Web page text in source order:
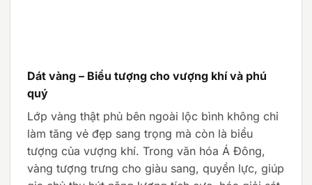
Dát vàng – Biểu tượng cho vượng khí và phú
quý
Lớp vàng thật phủ bên ngoài lộc bình không chỉ
làm tăng vẻ đẹp sang trọng mà còn là biểu
tượng của vượng khí. Trong văn hóa Á Đông,
vàng tượng trưng cho giàu sang, quyền lực, giúp